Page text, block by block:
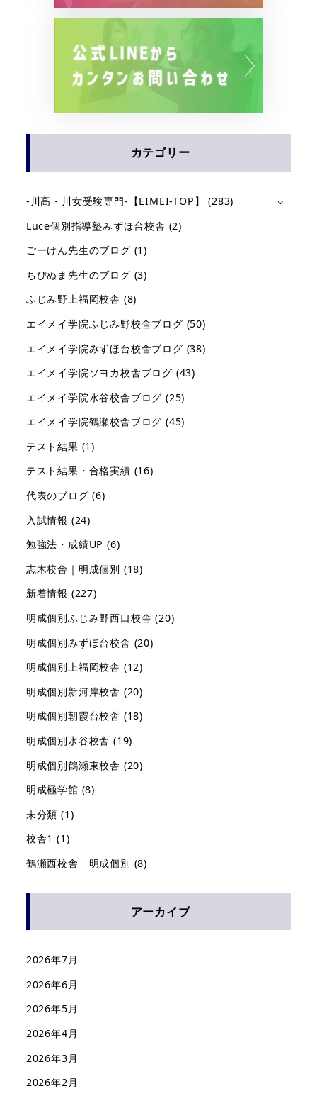
カテゴリー
-川高・川女受験専門-【EIMEI-TOP】
(283)
Luce個別指導塾みずほ台校舎 (2)
ごーけん先生のブログ (1)
ちびぬま先生のブログ (3)
ふじみ野上福岡校舎 (8)
エイメイ学院ふじみ野校舎ブログ (50)
エイメイ学院みずほ台校舎ブログ (38)
エイメイ学院ソヨカ校舎ブログ (43)
エイメイ学院水谷校舎ブログ (25)
エイメイ学院鶴瀬校舎ブログ (45)
テスト結果 (1)
テスト結果・合格実績 (16)
代表のブログ (6)
入試情報 (24)
勉強法・成績UP (6)
志木校舎｜明成個別 (18)
新着情報 (227)
明成個別ふじみ野西口校舎 (20)
明成個別みずほ台校舎 (20)
明成個別上福岡校舎 (12)
明成個別新河岸校舎 (20)
明成個別朝霞台校舎 (18)
明成個別水谷校舎 (19)
明成個別鶴瀬東校舎 (20)
明成極学館 (8)
未分類 (1)
校舎1 (1)
鶴瀬西校舎 明成個別 (8)
アーカイブ
2026年7月
2026年6月
2026年5月
2026年4月
2026年3月
2026年2月